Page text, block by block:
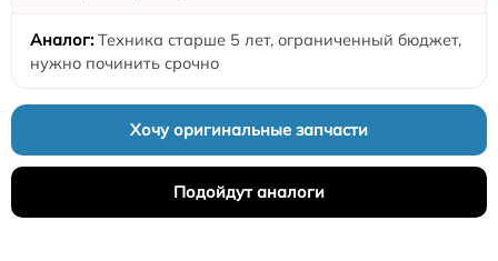
Техника старше 5 лет, ограниченный бюджет,
нужно починить срочно
Хочу оригинальные запчасти
Подойдут аналоги